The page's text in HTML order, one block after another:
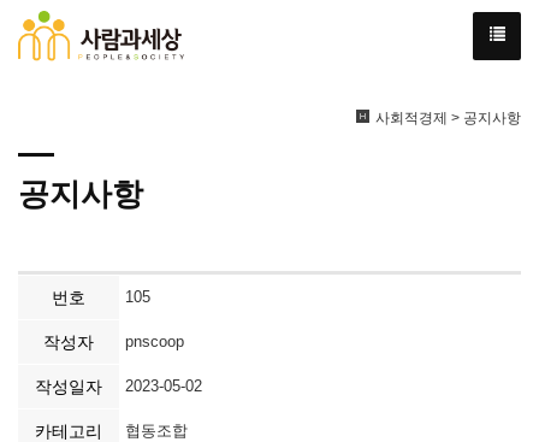
사회적경제 > 공지사항
공지사항
번호 105
작성자 pnscoop
작성일자 2023-05-02
카테고리 협동조합